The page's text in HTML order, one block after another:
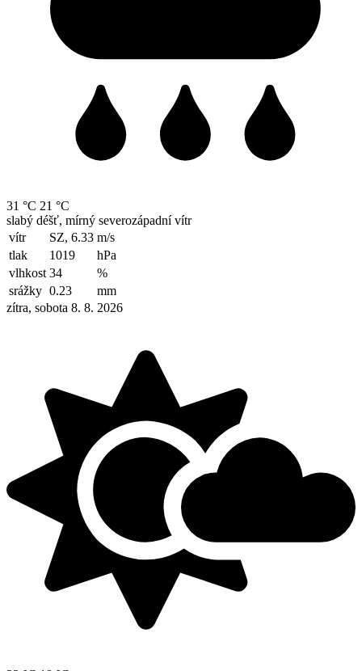
31 °C 21 °C
slabý déšť, mírný severozápadní vítr
vítr
SZ, 6.33 m/s
tlak
1019
hPa
vlhkost 34
%
srážky 0.23
mm
zítra, sobota 8. 8. 2026